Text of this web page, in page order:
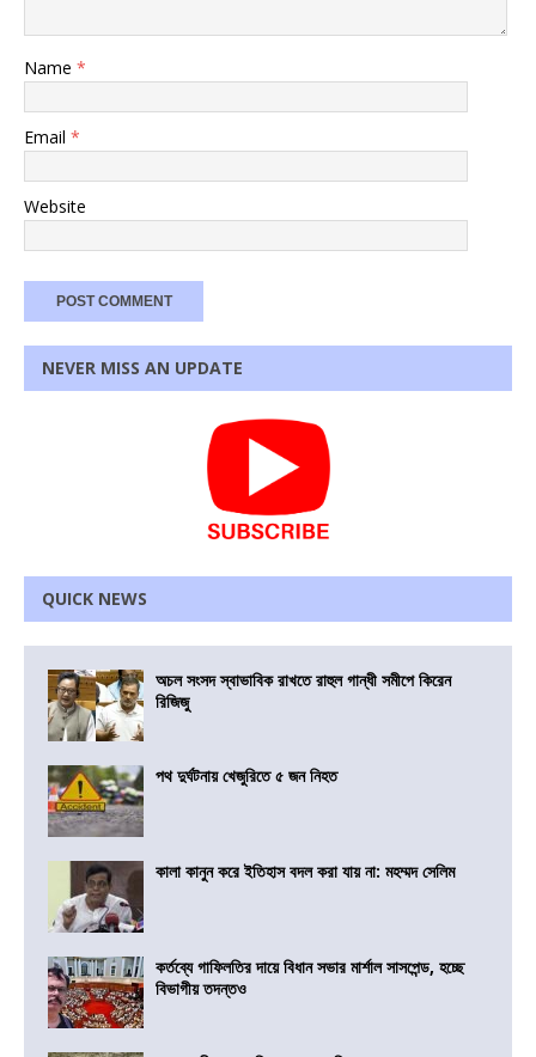
Name *
Email *
Website
NEVER MISS AN UPDATE
QUICK NEWS
অচল সংসদ স্বাভাবিক রাখতে রাহুল গান্ধী সমীপে কিরেন
রিজিজু
পথ দুর্ঘটনায় খেজুরিতে ৫ জন নিহত
কালা কানুন করে ইতিহাস বদল করা যায় না: মহম্মদ সেলিম
কর্তব্যে গাফিলতির দায়ে বিধান সভার মার্শাল সাসপেন্ড, হচ্ছে
বিভাগীয় তদন্তও